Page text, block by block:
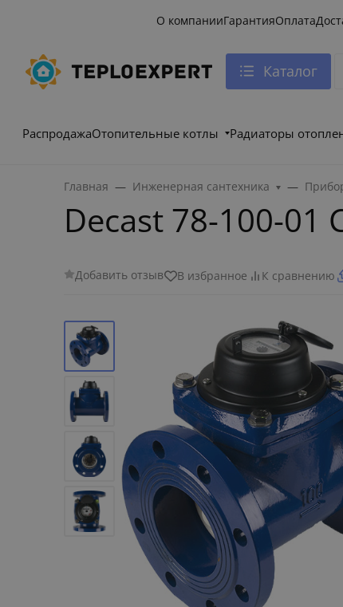
О компанииГарантияОплата
Каталог
РаспродажаОтопительные котлы Радиаторы
Главная Инженерная сантехника
Decast 78-100-01
Добавить отзыв В избранное К сравнению